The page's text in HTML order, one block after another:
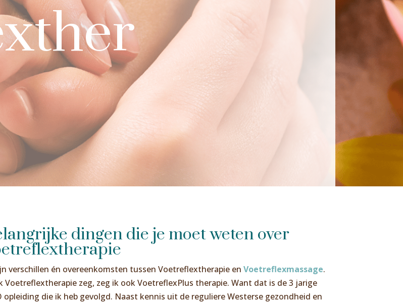
dingen die je moet weten over
verschillen én overeenkomsten tussen Voetreflextherapie en Voetreflexmassage.
Voetreflextherapie zeg, zeg ik ook VoetreflexPlus therapie. Want dat is de 3 jarige
opleiding die ik heb gevolgd. Naast kennis uit de reguliere Westerse gezondheid en